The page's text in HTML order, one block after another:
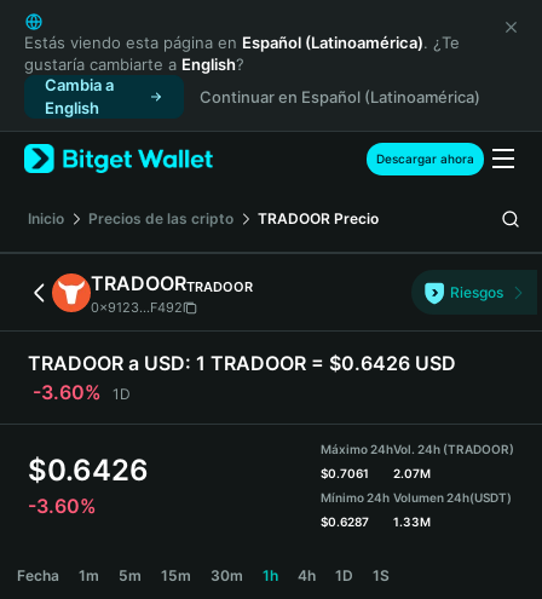
English
日本語
Tiếng Việt
Русский
Español (Latinoamérica)
Türkçe
Français
Deutsch
简体中文
繁體中文
Português (Portugal)
Bahasa Indonesia
ภาษาไทย
हिन्दी
Español
Português (Brasil)
Estás viendo esta página en Español (Latinoamérica). ¿Te
gustaría cambiarte a English?
Cambia a
English
Continuar en Español (Latinoamérica)
Descargar ahora
Inicio Precios de las cripto TRADOOR Precio
TRADOORTRADOOR
0x9123...F492
Riesgos
TRADOOR a USD: 1 TRADOOR = $0.6426 USD
-3.60%
1D
$0.6426
-3.60%
Máximo 24h
$0.7061
Mínimo 24h
$0.6287
Vol. 24h (TRADOOR)
2.07M
Volumen 24h(USDT)
1.33M
Fecha 1m 5m 15m 30m 1h 4h 1D 1S